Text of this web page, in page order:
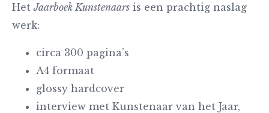
HetJaarboek Kunstenaars is een prachtig naslag
werk:
circa 300 pagina’s
A4 formaat
glossy hardcover
interview met Kunstenaar van het Jaar,